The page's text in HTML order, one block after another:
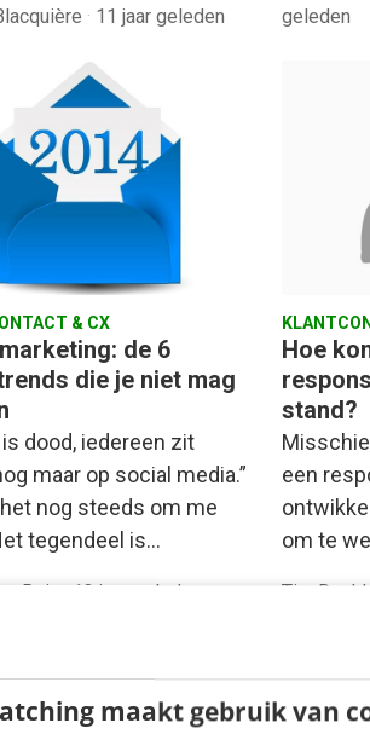
maakt gebruik van
· 11 jaar geleden
geleden
& CX
de 6
die je niet mag
is dood, iedereen zit
maar op social media.”
nog steeds om me
tegendeel is…
Rein 13 jaar geleden
Hoe
stand?
een
om te
Tim